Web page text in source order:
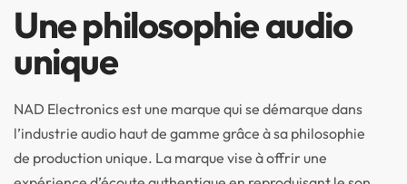
Une philosophie audio
unique
NAD Electronics est une marque qui se démarque dans
l’industrie audio haut de gamme grâce à sa philosophie
de production unique. La marque vise à offrir une